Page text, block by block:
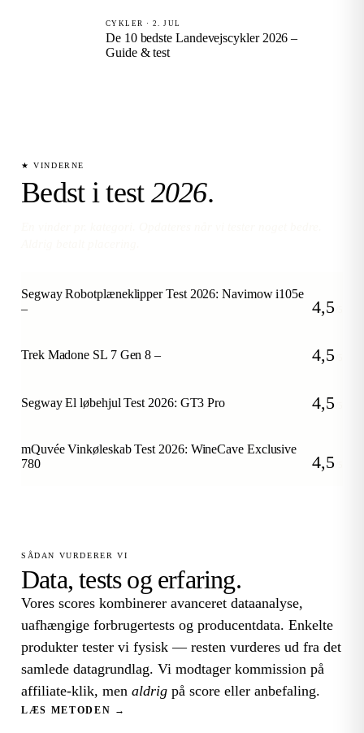
CYKLER · 2. JUL
De 10 bedste Landevejscykler 2026 –
Guide & test
★ VINDERNE
Bedst i test 2026.
Segway Robotplæneklipper Test 2026: Navimow i105e
–
4,5
Trek Madone SL 7 Gen 8 – 4,5
Segway El løbehjul Test 2026: GT3 Pro 4,5
mQuvée Vinkøleskab Test 2026: WineCave Exclusive
780
4,5
SÅDAN VURDERER VI
Data, tests og erfaring.
Vores scores kombinerer avanceret dataanalyse,
uafhængige forbrugertests og producentdata. Enkelte
produkter tester vi fysisk — resten vurderes ud fra det
samlede datagrundlag. Vi modtager kommission på
affiliate-klik, men aldrig på score eller anbefaling.
LÆS METODEN →